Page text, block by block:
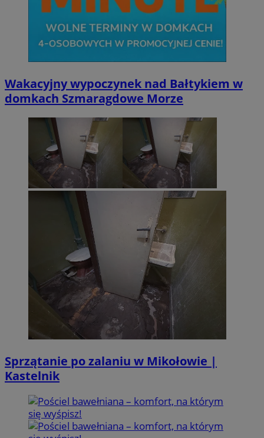
Wakacyjny wypoczynek nad Bałtykiem w
domkach Szmaragdowe Morze
Sprzątanie po zalaniu w Mikołowie |
Kastelnik